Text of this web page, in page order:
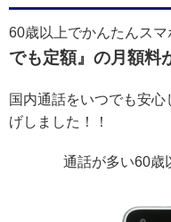
60歳以上でかんたんスマ
でも定額』の月額料
国内通話をいつでも安
げしました！！
通話が多い60歳